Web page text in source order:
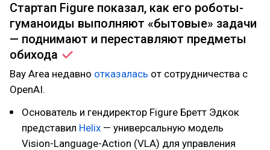
Стартап Figure показал, как его роботы-
гуманоиды выполняют «бытовые» задачи
— поднимают и переставляют предметы
обихода
Bay Area недавно отказалась от сотрудничества с
OpenAI.
Основатель и гендиректор Figure Бретт Эдкок
представил Helix — универсальную модель
Vision-Language-Action (VLA) для управления